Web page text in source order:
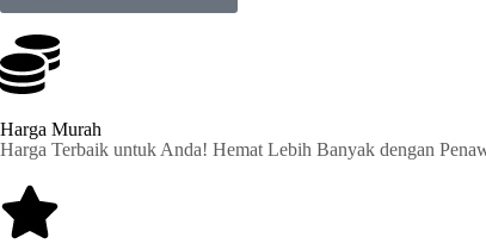
Harga Murah
Harga Terbaik untuk Anda! Hemat Lebih Banyak dengan